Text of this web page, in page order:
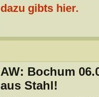
dazu gibts hier.
AW: Bochum
aus Stahl!